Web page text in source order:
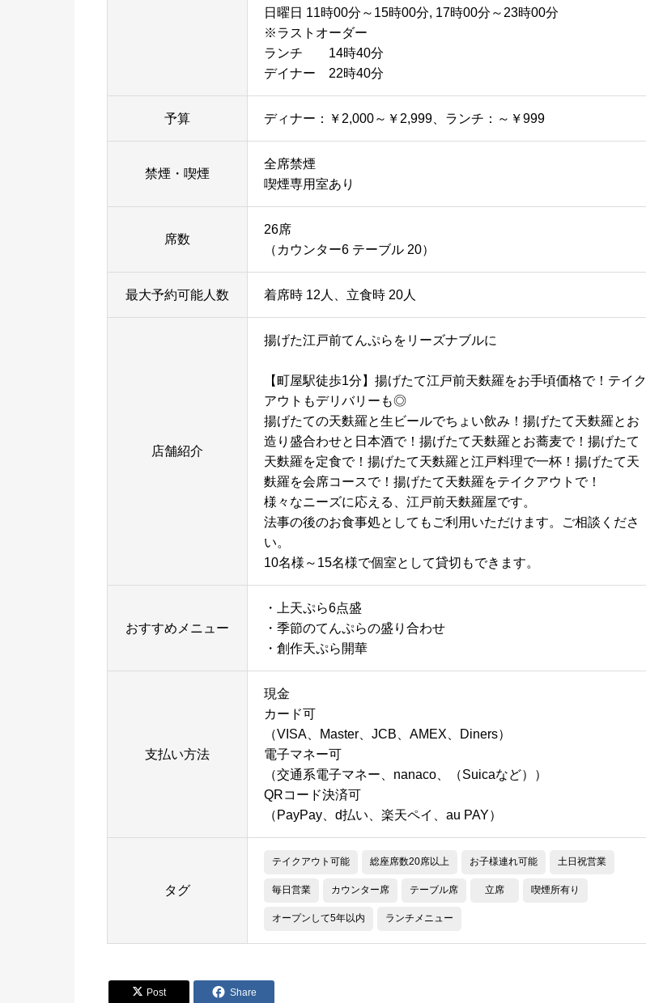
日曜日 11時00分～15時00分, 17時00分～23時00分
※ラストオーダー
ランチ 14時40分
デイナー 22時40分
予算 ディナー：￥2,000～￥2,999、ランチ：～￥999
禁煙・喫煙
全席禁煙
喫煙専用室あり
席数
26席
（カウンター6 テーブル 20）
最大予約可能人数 着席時 12人、立食時 20人
店舗紹介
揚げた江戸前てんぷらをリーズナブルに
【町屋駅徒歩1分】揚げたて江戸前天麩羅をお手頃価格で！テイク
アウトもデリバリーも◎
揚げたての天麩羅と生ビールでちょい飲み！揚げたて天麩羅とお
造り盛合わせと日本酒で！揚げたて天麩羅とお蕎麦で！揚げたて
天麩羅を定食で！揚げたて天麩羅と江戸料理で一杯！揚げたて天
麩羅を会席コースで！揚げたて天麩羅をテイクアウトで！
様々なニーズに応える、江戸前天麩羅屋です。
法事の後のお食事処としてもご利用いただけます。ご相談くださ
い。
10名様～15名様で個室として貸切もできます。
おすすめメニュー
・上天ぷら6点盛
・季節のてんぷらの盛り合わせ
・創作天ぷら開華
支払い方法
現金
カード可
（VISA、Master、JCB、AMEX、Diners）
電子マネー可
（交通系電子マネー、nanaco、（Suicaなど））
QRコード決済可
（PayPay、d払い、楽天ペイ、au PAY）
タグ
テイクアウト可能 総座席数20席以上 お子様連れ可能 土日祝営業
毎日営業 カウンター席 テーブル席 立席 喫煙所有り
オープンして5年以内 ランチメニュー
 Post  Share